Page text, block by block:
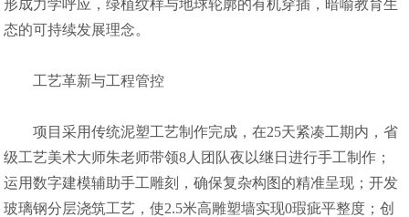
形成力学呼应，绿植纹样与地球轮廓的有机穿插，暗喻教育生
态的可持续发展理念。
工艺革新与工程管控
项目采用传统泥塑工艺制作完成，在25天紧凑工期内，省
级工艺美术大师朱老师带领8人团队夜以继日进行手工制作；
运用数字建模辅助手工雕刻，确保复杂构图的精准呈现；开发
玻璃钢分层浇筑工艺，使2.5米高雕塑墙实现0瑕疵平整度；创